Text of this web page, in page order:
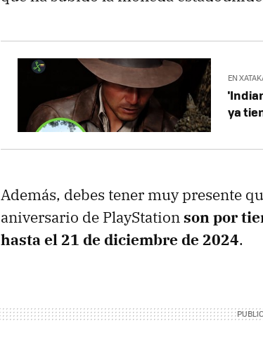
EN
ya
Además, debes tener muy presente
aniversario de PlayStationson por
hasta el 21 de diciembre de 2024.